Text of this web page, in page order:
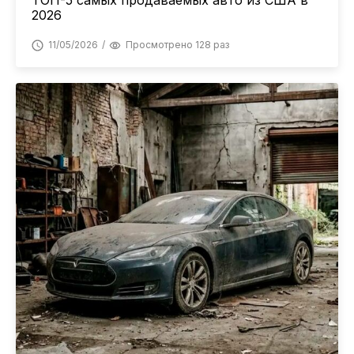
2026
11/05/2026 Просмотрено 128 раз